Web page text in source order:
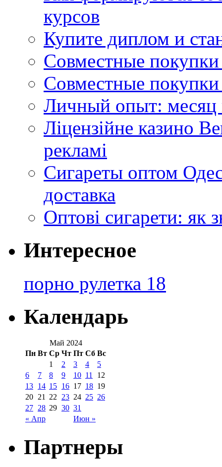
курсов
Купите диплом и
Совместные
Совместные покупки
Личный опыт: месяц
Ліцензійне казино
рекламі
Сигареты оптом
доставка
Оптові сигарети: як
Интересное
порно рулетка 18
Календарь
Май 2024
Пн Вт Ср Чт Пт Сб Вс
« Апр Июн »
1 2 3 4
5
6
7 8 9 10 11
12
13 14 15 16 17 18 19
20 21 22 23 24 25 26
27 28 29 30 31
Партнеры